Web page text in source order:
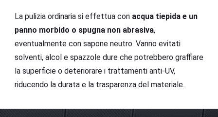
La pulizia ordinaria si effettua con acqua tiepida e un
panno morbido o spugna non abrasiva,
eventualmente con sapone neutro. Vanno evitati
solventi, alcol e spazzole dure che potrebbero graffiare
la superficie o deteriorare i trattamenti anti-UV,
riducendo la durata e la trasparenza del materiale.